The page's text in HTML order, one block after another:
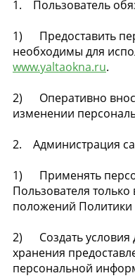
1. Пользователь
1) Предоставить
необходимы для
www.yaltaokna.ru.
2) Оперативно
изменении
2. Администрация
1) Применять
Пользователя
положений Политики
2) Создать условия
хранения
персональной